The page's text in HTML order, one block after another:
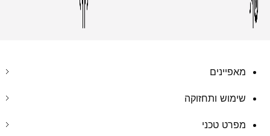
מאפיינים
שימוש ותחזוקה
מפרט טכני